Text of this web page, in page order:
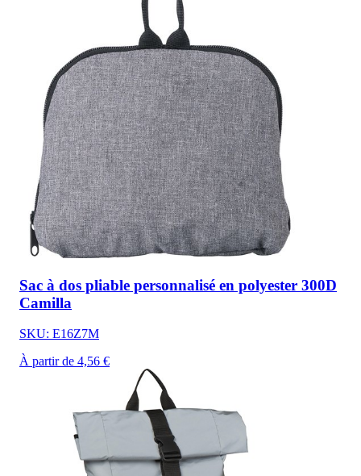
Sac à dos pliable personnalisé en polyester 300D
Camilla
SKU: E16Z7M
À partir de 4,56 €